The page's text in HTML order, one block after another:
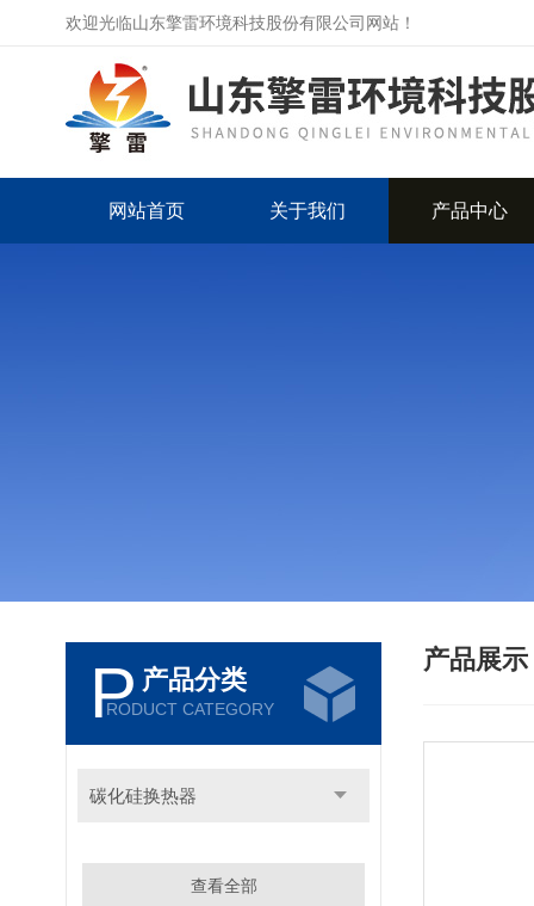
欢迎光临山东擎雷环境科技股份有限公司网站！
网站首页 关于我们 产品中心
P 产品分类
RODUCT CATEGORY
碳化硅换热器
查看全部
产品展示